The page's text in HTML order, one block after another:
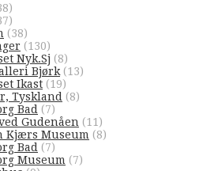
(38)
(130)
Nyk.Sj (8)
Bjørk (13)
Ikast (19)
Tyskland (8)
Bad (7)
Gudenåen (11)
Kjærs Museum (8)
Bad (7)
Museum (7)